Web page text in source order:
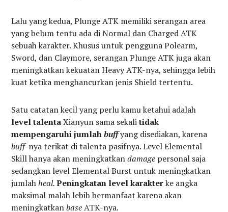
Lalu yang kedua, Plunge ATK memiliki serangan area
yang belum tentu ada di Normal dan Charged ATK
sebuah karakter. Khusus untuk pengguna Polearm,
Sword, dan Claymore, serangan Plunge ATK juga akan
meningkatkan kekuatan Heavy ATK-nya, sehingga lebih
kuat ketika menghancurkan jenis Shield tertentu.
Satu catatan kecil yang perlu kamu ketahui adalah
level talentaXianyun sama sekalitidak
mempengaruhi jumlahbuffyang disediakan, karena
buff-nya terikat di talenta pasifnya. Level Elemental
Skill hanya akan meningkatkandamage personal saja
sedangkan level Elemental Burst untuk meningkatkan
jumlahheal.Peningkatan level karakterke angka
maksimal malah lebih bermanfaat karena akan
meningkatkanbaseATK-nya.